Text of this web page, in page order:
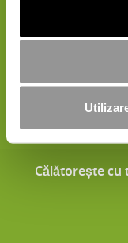
Călătorește cu